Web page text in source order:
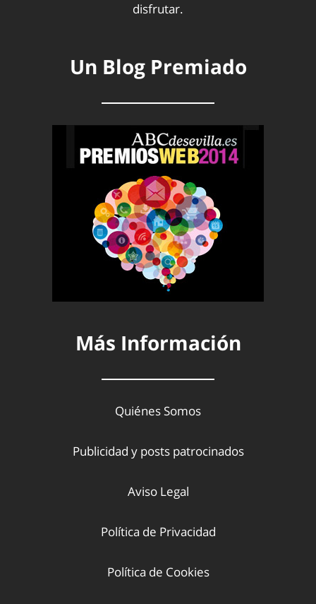
disfrutar.
Un Blog Premiado
Más Información
Quiénes Somos
Publicidad y posts patrocinados
Aviso Legal
Política de Privacidad
Política de Cookies